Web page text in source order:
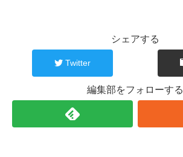
シェアする
Twitter
編集部をフォローする